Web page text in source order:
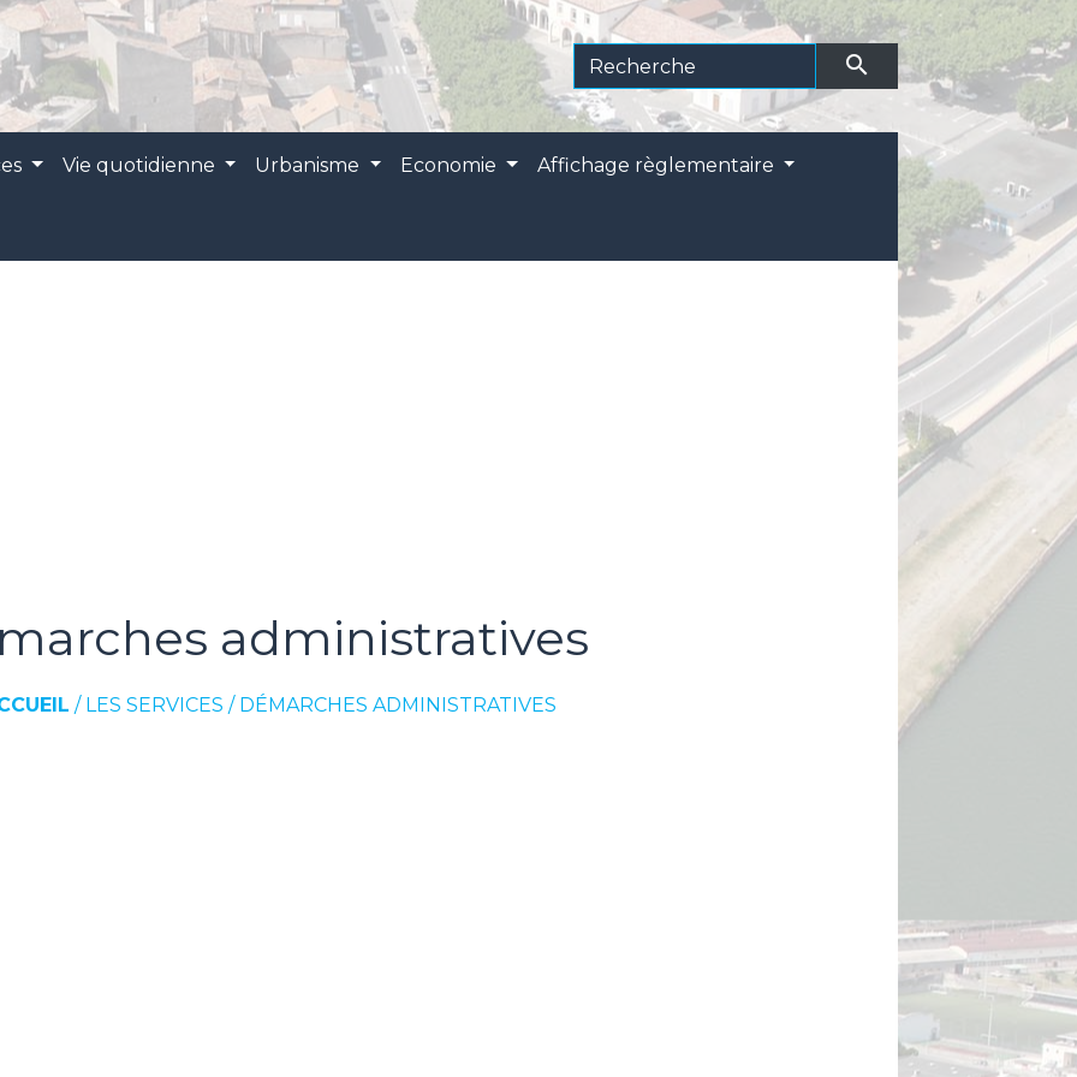
search
Vie quotidienne Urbanisme Economie Affichage règlementaire
administratives
/ LES SERVICES / DÉMARCHES ADMINISTRATIVES